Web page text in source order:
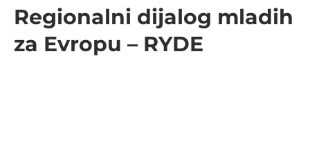
Regionalni dijalog mladih
za Evropu – RYDE